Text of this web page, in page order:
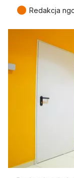
● Redakcja